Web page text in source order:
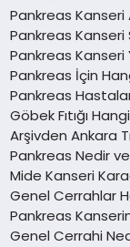
Pankreas Kanseri
Pankreas Kanseri
Pankreas Kanseri
Pankreas İçin
Pankreas
Göbek Fıtığı
Arşivden Ankara
Pankreas Nedir
Mide Kanseri
Genel Cerrahlar
Pankreas
Genel Cerrahi